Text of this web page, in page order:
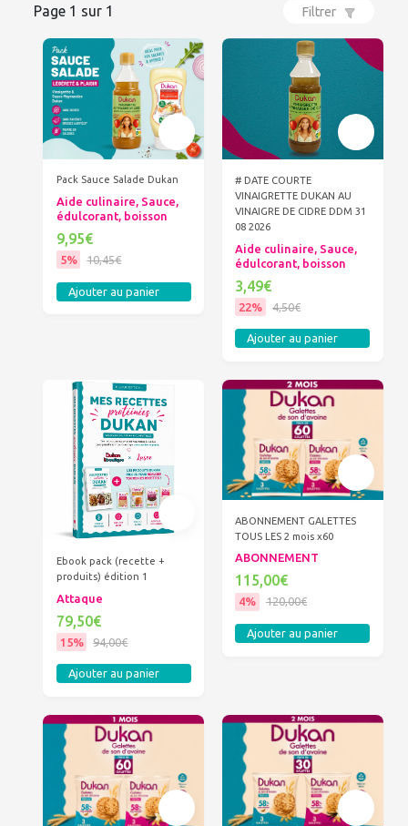
Page 1 sur 1 Filtrer
Pack Sauce Salade Dukan
Aide culinaire, Sauce,
édulcorant, boisson
9,95€
5% 10,45€
Ajouter au panier
# DATE COURTE
VINAIGRETTE DUKAN AU
VINAIGRE DE CIDRE DDM 31
08 2026
Aide culinaire, Sauce,
édulcorant, boisson
3,49€
22% 4,50€
Ajouter au panier
Ebook pack (recette +
produits) édition 1
Attaque
79,50€
15% 94,00€
Ajouter au panier
ABONNEMENT GALETTES
TOUS LES 2 mois x60
ABONNEMENT
115,00€
4% 120,00€
Ajouter au panier